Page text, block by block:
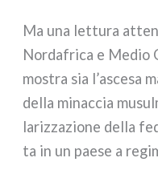
Ma una let­tu­ra
Nordafrica e Medio
mostra sia l’ascesa
del­la minac­cia
la­riz­za­zio­ne del­la
ta in un pae­se a